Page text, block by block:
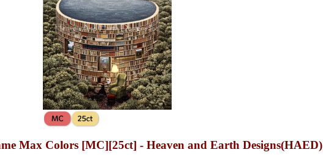
Max Colors [MC][25ct] - Heaven and Earth Designs(HAED)